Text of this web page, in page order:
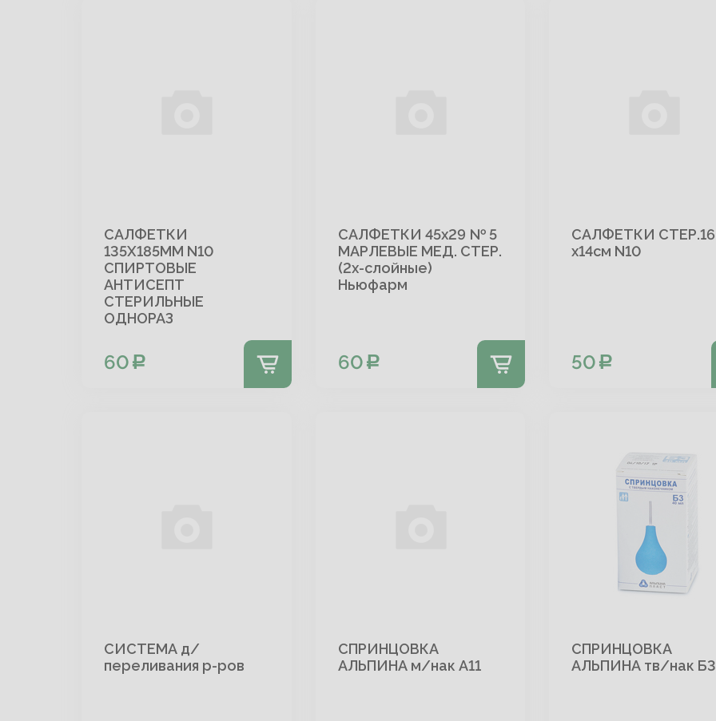
САЛФЕТКИ
135Х185ММ N10
СПИРТОВЫЕ
АНТИСЕПТ
СТЕРИЛЬНЫЕ
ОДНОРАЗ
60
САЛФЕТКИ 45х29 № 5
МАРЛЕВЫЕ МЕД. СТЕР.
(2х-слойные)
Ньюфарм
60
САЛФЕТКИ
х14см N10
50
СИСТЕМА д/
переливания р-ров
СПРИНЦОВКА
АЛЬПИНА м/нак А11
СПРИНЦОВКА
АЛЬПИНА тв/нак Б3